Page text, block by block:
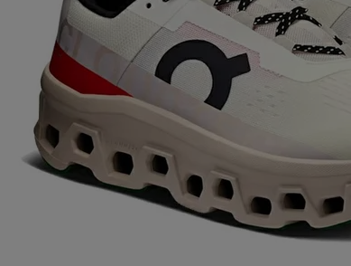
キャップ･ハット･ニット
全てのカテゴリを見る